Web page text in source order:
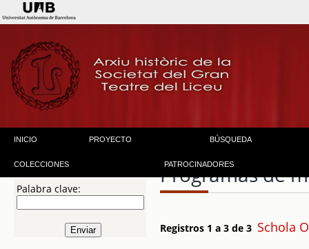
INICIO PROYECTO BÚSQUEDA
COLECCIONES PATROCINADORES
Palabra clave:
Programas de
Registros 1 a 3 de 3 Schola